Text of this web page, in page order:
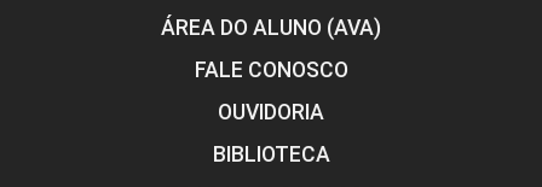
ÁREA DO ALUNO (AVA)
FALE CONOSCO
OUVIDORIA
BIBLIOTECA